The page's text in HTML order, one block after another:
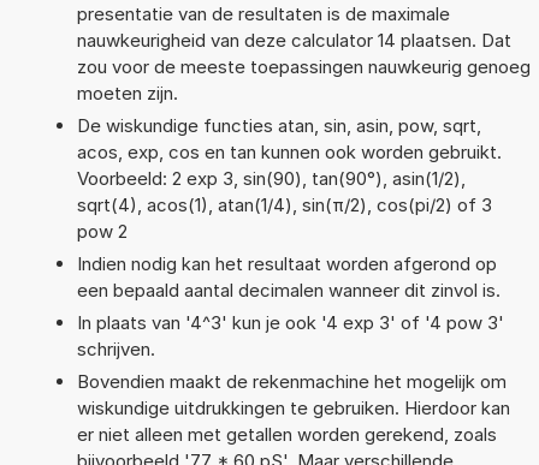
presentatie van de resultaten is de maximale
nauwkeurigheid van deze calculator 14 plaatsen. Dat
zou voor de meeste toepassingen nauwkeurig genoeg
moeten zijn.
De wiskundige functies atan, sin, asin, pow, sqrt,
acos, exp, cos en tan kunnen ook worden gebruikt.
Voorbeeld: 2 exp 3, sin(90), tan(90°), asin(1/2),
sqrt(4), acos(1), atan(1/4), sin(π/2), cos(pi/2) of 3
pow 2
Indien nodig kan het resultaat worden afgerond op
een bepaald aantal decimalen wanneer dit zinvol is.
In plaats van '4^3' kun je ook '4 exp 3' of '4 pow 3'
schrijven.
Bovendien maakt de rekenmachine het mogelijk om
wiskundige uitdrukkingen te gebruiken. Hierdoor kan
er niet alleen met getallen worden gerekend, zoals
bijvoorbeeld '77 * 60 pS'. Maar verschillende